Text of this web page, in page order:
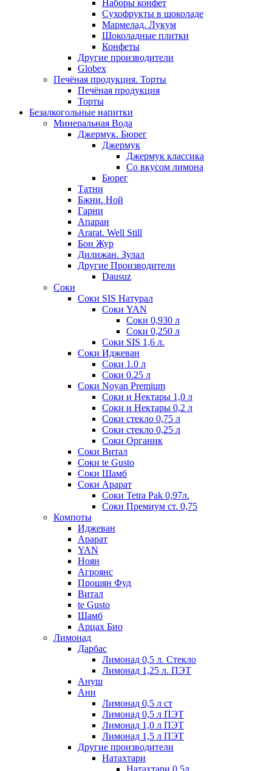
Наборы конфет
Сухофрукты в шоколаде
Мармелад. Лукум
Шоколадные плитки
Конфеты
Другие производители
Globex
Печёная продукция. Торты
Печёная продукция
Торты
Безалкогольные напитки
Минеральная Вода
Джермук. Бюрег
Джермук
Джермук классика
Со вкусом лимона
Бюрег
Татни
Бжни. Ной
Гарни
Апаран
Ararat. Well Still
Бон Жур
Дилижан. Зулал
Другие Производители
Dausuz
Соки
Соки SIS Натурал
Соки YAN
Соки 0,930 л
Соки 0,250 л
Соки SIS 1,6 л.
Соки Иджеван
Соки 1.0 л
Соки 0.25 л
Соки Noyan Premium
Соки и Нектары 1,0 л
Соки и Нектары 0,2 л
Соки стекло 0,75 л
Соки стекло 0,25 л
Соки Органик
Соки Витал
Соки te Gusto
Соки Шамб
Соки Арарат
Соки Tetra Pak 0,97л.
Соки Премиум ст. 0,75
Компоты
Иджеван
Арарат
YAN
Ноян
Агроянс
Прошян Фуд
Витал
te Gusto
Шамб
Арцах Био
Лимонад
Дарбас
Лимонад 0,5 л. Стекло
Лимонад 1,25 л. ПЭТ
Ануш
Ани
Лимонад 0,5 л ст
Лимонад 0,5 л ПЭТ
Лимонад 1,0 л ПЭТ
Лимонад 1,5 л ПЭТ
Другие производители
Натахтари
Натахтари 0,5л